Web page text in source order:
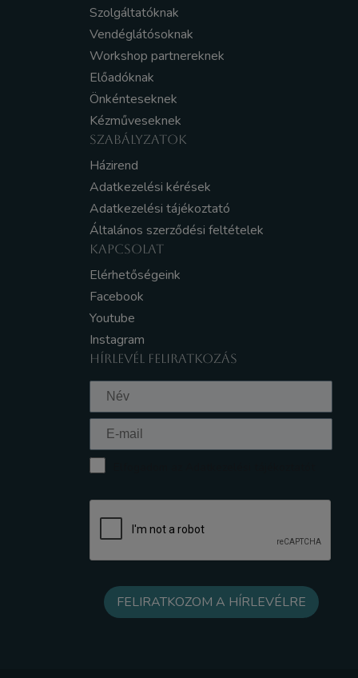
Szolgáltatóknak
Vendéglátósoknak
Workshop partnereknek
Előadóknak
Önkénteseknek
Kézműveseknek
SZABÁLYZATOK
Házirend
Adatkezelési kérések
Adatkezelési tájékoztató
Általános szerződési feltételek
KAPCSOLAT
Elérhetőségeink
Facebook
Youtube
Instagram
HÍRLEVÉL FELIRATKOZÁS